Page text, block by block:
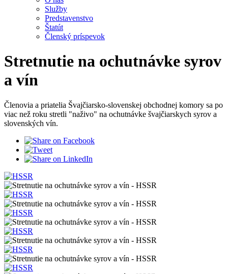
Služby
Predstavenstvo
Štatút
Členský príspevok
Stretnutie na ochutnávke syrov
a vín
Členovia a priatelia Švajčiarsko-slovenskej obchodnej komory sa po
viac než roku stretli "naživo" na ochutnávke švajčiarskych syrov a
slovenských vín.